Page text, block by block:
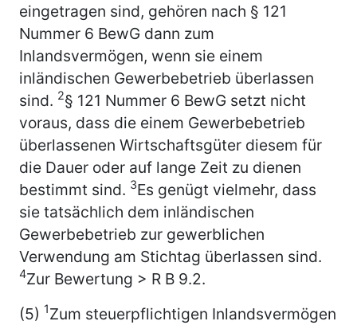
eingetragen sind, gehören nach § 121
Nummer 6 BewG dann zum
Inlandsvermögen, wenn sie einem
inländischen Gewerbebetrieb überlassen
sind. 2§ 121 Nummer 6 BewG setzt nicht
voraus, dass die einem Gewerbebetrieb
überlassenen Wirtschaftsgüter diesem für
die Dauer oder auf lange Zeit zu dienen
bestimmt sind. 3Es genügt vielmehr, dass
sie tatsächlich dem inländischen
Gewerbebetrieb zur gewerblichen
Verwendung am Stichtag überlassen sind.
4Zur Bewertung > R B 9.2.
(5) 1Zum steuerpflichtigen Inlandsvermögen